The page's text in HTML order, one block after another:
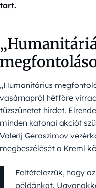
tart.
„Humanitárius
vasárnapról hétfőre
tűzszünetet hirdet.
minden katonai akciót
Valerij Geraszimov
megbeszélését a Kreml
Feltételezzük, hogy
példánkat.